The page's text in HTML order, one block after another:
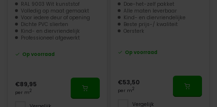
RAL 9003 Wit kunststof
Volledig op maat gemaakt
Voor iedere deur of opening
Dichte PVC slierten
Kind- en diervriendelijk
Professioneel afgewerkt
Op voorraad
€89,95
per m2
Doe-het-zelf pakket
Alle maten leverbaar
Kind- en diervriendelijke
Beste prijs-/ kwaliteit
Oersterk
Op voorraad
€53,50
per m2
Vergelijk